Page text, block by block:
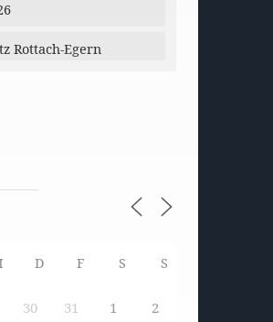
Rottach-Egern
D F S S
30 31 1 2